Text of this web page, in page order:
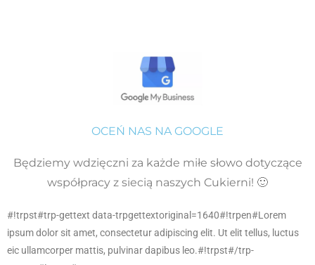
OCEŃ NAS NA GOOGLE
Będziemy wdzięczni za każde miłe słowo dotyczące
współpracy z siecią naszych Cukierni! 🙂
#!trpst#trp-gettext data-trpgettextoriginal=1640#!trpen#Lorem
ipsum dolor sit amet, consectetur adipiscing elit. Ut elit tellus, luctus
eic ullamcorper mattis, pulvinar dapibus leo.#!trpst#/trp-